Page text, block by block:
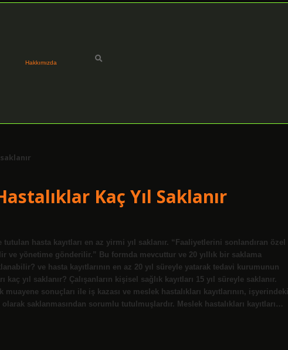
Hakkımızda
Kaç Yıl Saklanır
hasta kayıtları en az yirmi yıl saklanır. “Faaliyetlerini sonlandıran özel
ve yönetime gönderilir.” Bu formda mevcuttur ve 20 yıllık bir saklama
ve hasta kayıtlarının en az 20 yıl süreyle yatarak tedavi kurumunun
yıl saklanır? Çalışanların kişisel sağlık kayıtları 15 yıl süreyle saklanır.
sonuçları ile iş kazası ve meslek hastalıkları kayıtlarının, işyerindeki
saklanmasından sorumlu tutulmuşlardır. Meslek hastalıkları kayıtları…